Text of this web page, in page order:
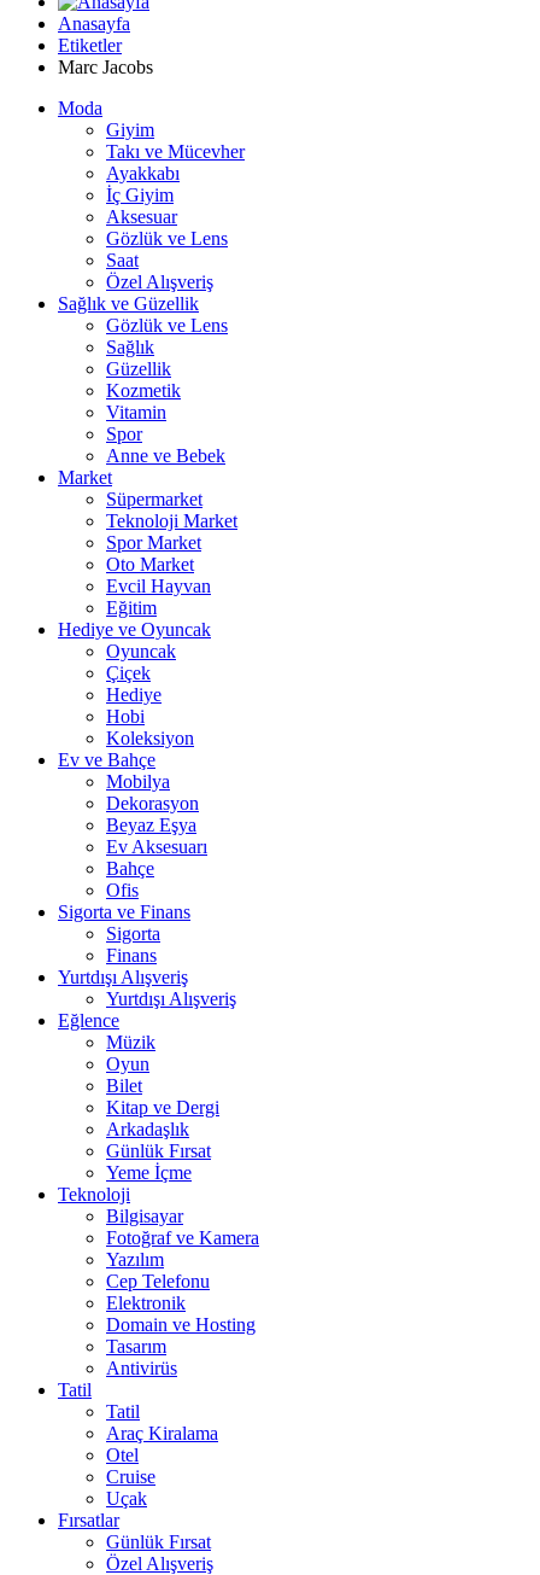
Anasayfa
Etiketler
Marc Jacobs
Moda
Giyim
Takı ve Mücevher
Ayakkabı
İç Giyim
Aksesuar
Gözlük ve Lens
Saat
Özel Alışveriş
Sağlık ve Güzellik
Gözlük ve Lens
Sağlık
Güzellik
Kozmetik
Vitamin
Spor
Anne ve Bebek
Market
Süpermarket
Teknoloji Market
Spor Market
Oto Market
Evcil Hayvan
Eğitim
Hediye ve Oyuncak
Oyuncak
Çiçek
Hediye
Hobi
Koleksiyon
Ev ve Bahçe
Mobilya
Dekorasyon
Beyaz Eşya
Ev Aksesuarı
Bahçe
Ofis
Sigorta ve Finans
Sigorta
Finans
Yurtdışı Alışveriş
Yurtdışı Alışveriş
Eğlence
Müzik
Oyun
Bilet
Kitap ve Dergi
Arkadaşlık
Günlük Fırsat
Yeme İçme
Teknoloji
Bilgisayar
Fotoğraf ve Kamera
Yazılım
Cep Telefonu
Elektronik
Domain ve Hosting
Tasarım
Antivirüs
Tatil
Tatil
Araç Kiralama
Otel
Cruise
Uçak
Fırsatlar
Günlük Fırsat
Özel Alışveriş